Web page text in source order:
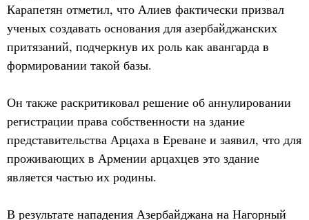
Карапетян отметил, что Алиев фактически призвал
ученых создавать основания для азербайджанских
притязаний, подчеркнув их роль как авангарда в
формировании такой базы.
Он также раскритиковал решение об аннулировании
регистрации права собственности на здание
представительства Арцаха в Ереване и заявил, что для
проживающих в Армении арцахцев это здание
является частью их родины.
В результате нападения Азербайджана на Нагорный